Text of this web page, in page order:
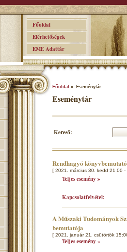
Főoldal
Elérhetőségek
EME Adattár
Főoldal » Eseménytár
Eseménytár
Kereső:
Rendhagyó
[ 2021. március 30. kedd 21:00
Teljes esemény »
Kapcsolatfelvétel:
A Műszaki Tudományok
bemutatója
[ 2021. január 21. csütörtök
Teljes esemény »